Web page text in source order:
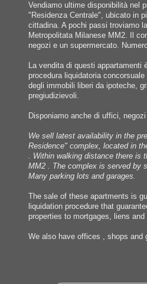
Vendiamo ultime disponibilità nel
"Residenza Centrale", ubicato in
cittadina. A pochi passi troviamo
Metropolitata Milanese MM2. Il
negozi e un supermercato.
La vendita di questi appartamenti
procedura liquidatoria
degli immobili liberi da ipoteche,
pregiudizievoli.
Disponiamo anche di uffici,
We sell latest availability in the
Residence" complex, located in
. Within walking distance there is
MM2 . The complex is served by
Many parking lots and garages.
The sale of these apartments is
liquidation procedure that
properties to mortgages, liens
We also have offices , shops and